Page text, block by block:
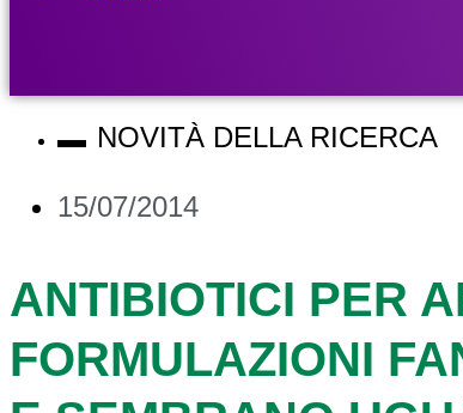
NOVITÀ DELLA RICERCA
15/07/2014
ANTIBIOTICI PER
FORMULAZIONI